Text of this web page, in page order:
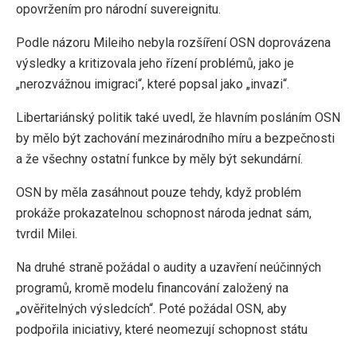
opovržením pro národní suvereignitu.
Podle názoru Mileiho nebyla rozšíření OSN doprovázena
výsledky a kritizovala jeho řízení problémů, jako je
„nerozvážnou imigraci“, které popsal jako „invazi“.
Libertariánský politik také uvedl, že hlavním posláním OSN
by mělo být zachování mezinárodního míru a bezpečnosti
a že všechny ostatní funkce by měly být sekundární.
OSN by měla zasáhnout pouze tehdy, když problém
prokáže prokazatelnou schopnost národa jednat sám,
tvrdil Milei.
Na druhé straně požádal o audity a uzavření neúčinných
programů, kromě modelu financování založený na
„ověřitelných výsledcích“. Poté požádal OSN, aby
podpořila iniciativy, které neomezují schopnost státu